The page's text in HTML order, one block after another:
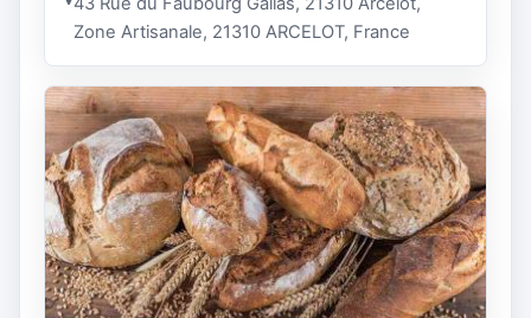
Zone Artisanale, 21310 ARCELOT, France